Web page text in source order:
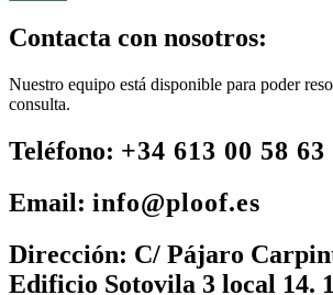
Contacta con nosotros:
Nuestro equipo está disponible para poder
consulta.
Teléfono: +34 613 00 58 63
Email: info@ploof.es
Dirección: C/ Pájaro
Edificio Sotovila 3 local 14.